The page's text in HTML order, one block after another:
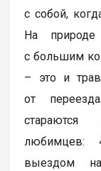
с собой,
На
с большим
– это и
от
стараются
любимцев:
выездом